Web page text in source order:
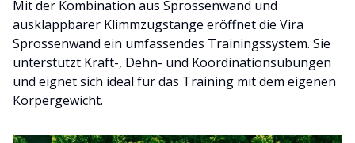
Mit der Kombination aus Sprossenwand und
ausklappbarer Klimmzugstange eröffnet die Vira
Sprossenwand ein umfassendes Trainingssystem. Sie
unterstützt Kraft-, Dehn- und Koordinationsübungen
und eignet sich ideal für das Training mit dem eigenen
Körpergewicht.